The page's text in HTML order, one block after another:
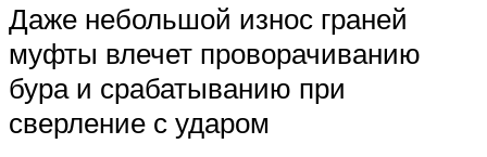
Даже небольшой износ граней
муфты влечет проворачиванию
бура и срабатыванию при
сверление с ударом